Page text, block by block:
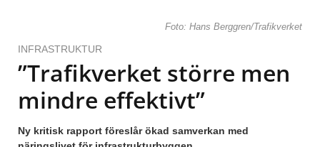
Foto: Hans Berggren/Trafikverket
INFRASTRUKTUR
”Trafikverket större men
mindre effektivt”
Ny kritisk rapport föreslår ökad samverkan med